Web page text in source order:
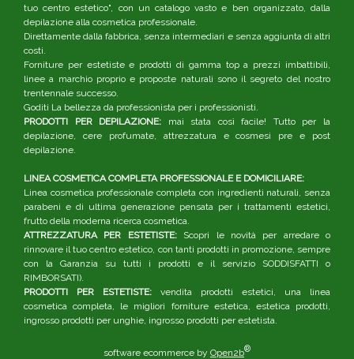
tuo centro estetico", con un catalogo vasto e ben organizzato, dalla
depilazione alla cosmetica professionale.
Direttamente dalla fabbrica, senza intermediari e senza aggiunta di altri
costi.
Forniture per estetiste e prodotti di gamma top a prezzi imbattibili,
linee a marchio proprio e proposte naturali sono il segreto del nostro
trentennale successo.
Goditi La bellezza da professionista per i professionisti.
PRODOTTI PER DEPILAZIONE: mai stata così facile! Tutto per la
depilazione, cere profumate, attrezzatura e cosmesi pre e post
depilazione.
LINEA COSMETICA COMPLETA PROFESSIONALE E DOMICILIARE:
Linea cosmetica professionale completa con ingredienti naturali, senza
parabeni e di ultima generazione pensata per i trattamenti estetici,
frutto della moderna ricerca cosmetica.
ATTREZZATURA PER ESTETISTE:Scopri le novità per arredare o
rinnovare il tuo centro estetico, con tanti prodotti in promozione, sempre
con la Garanzia su tutti i prodotti e il servizio SODDISFATTI o
RIMBORSATI).
PRODOTTI PER ESTETISTE: vendita prodotti estetici, una linea
cosmetica completa, le migliori forniture estetica, estetica prodotti,
ingrosso prodotti per unghie, ingrosso prodotti per estetista.
software ecommerce by Open2b®